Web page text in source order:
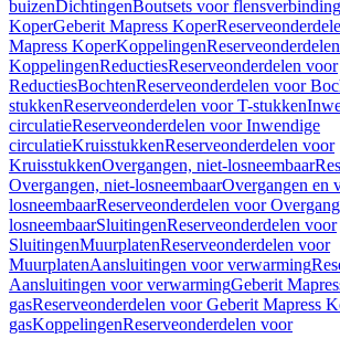
buizenDichtingenBoutsets voor
KoperGeberit Mapress Koper
Mapress KoperKoppelingen
KoppelingenReductiesReserveonderdelen voor
ReductiesBochtenReserveonderdelen voor
stukkenReserveonderdelen voor T-stukken
circulatieReserveonderdelen voor Inwendige
circulatieKruisstukkenReserveonderdelen voor
KruisstukkenOvergangen, niet-losneembaar
Overgangen, niet-losneembaarOvergangen en
losneembaarReserveonderdelen voor
losneembaarSluitingenReserveonderdelen voor
SluitingenMuurplatenReserveonderdelen voor
MuurplatenAansluitingen voor verwarming
Aansluitingen voor verwarmingGeberit
gasReserveonderdelen voor Geberit Mapress
gasKoppelingenReserveonderdelen voor